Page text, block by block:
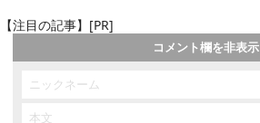
【注目の記事】[PR]
コメント欄を非表示